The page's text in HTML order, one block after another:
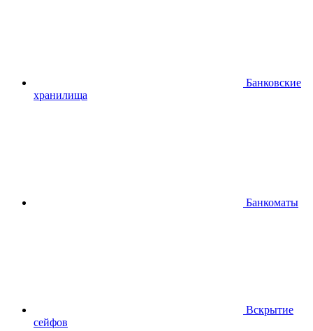
Банковские
хранилища
Банкоматы
Вскрытие
сейфов